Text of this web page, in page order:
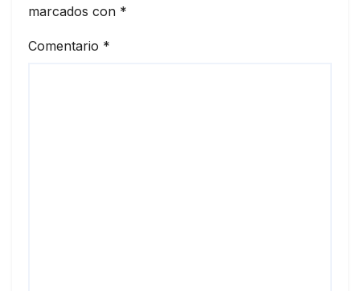
marcados con *
Comentario *